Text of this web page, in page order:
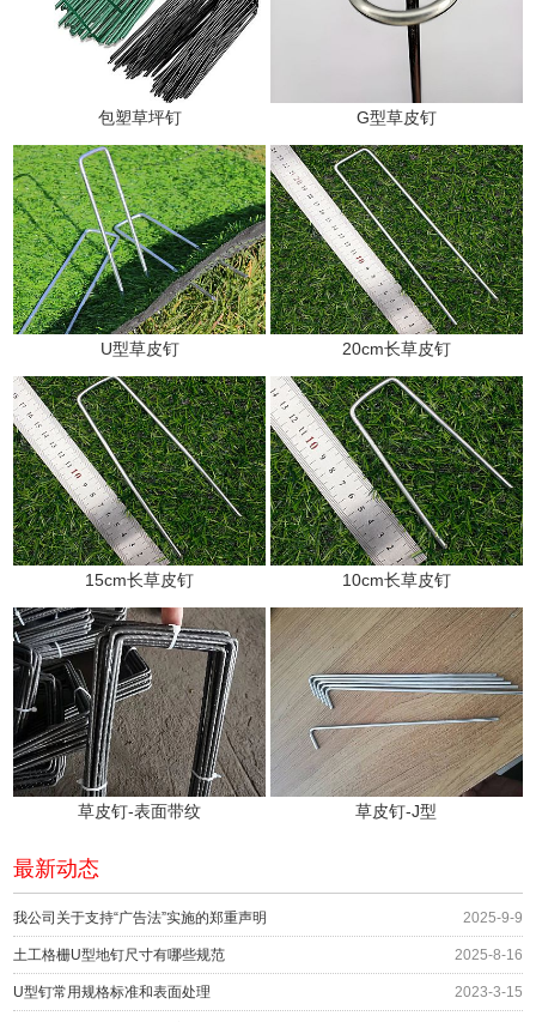
包塑草坪钉 G型草皮钉
U型草皮钉 20cm长草皮钉
15cm长草皮钉 10cm长草皮钉
草皮钉-表面带纹 草皮钉-J型
最新动态
我公司关于支持“广告法”实施的郑重声明 2025-9-9
土工格栅U型地钉尺寸有哪些规范 2025-8-16
U型钉常用规格标准和表面处理 2023-3-15